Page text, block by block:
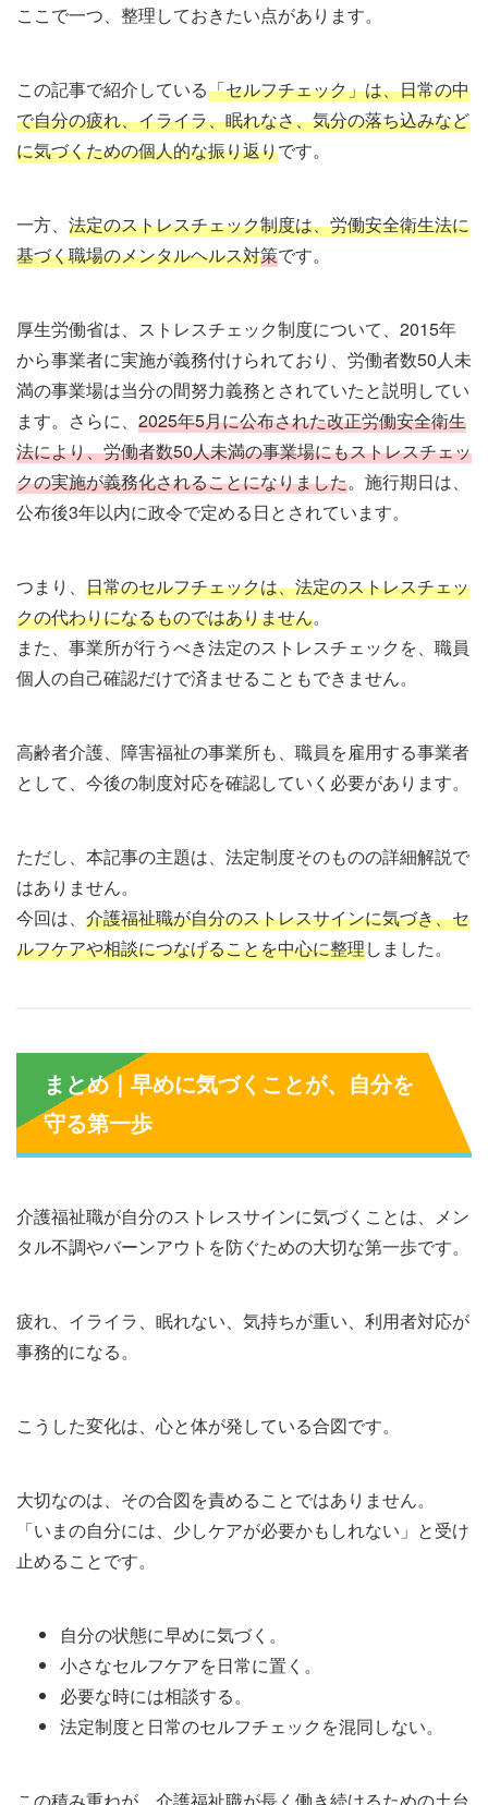
ここで一つ、整理しておきたい点があります。
この記事で紹介している「セルフチェック」は、日常の中
で自分の疲れ、イライラ、眠れなさ、気分の落ち込みなど
に気づくための個人的な振り返りです。
一方、 法定のストレスチェック制度は、労働安全衛生法に
基づく職場のメンタルヘルス対策です。
厚生労働省は、ストレスチェック制度について、2015年
から事業者に実施が義務付けられており、労働者数50人未
満の事業場は当分の間努力義務とされていたと説明してい
ます。さらに、 2025年5月に公布された改正労働安全衛生
法により、労働者数50人未満の事業場にもストレスチェッ
クの実施が義務化されることになりました。施行期日は、
公布後3年以内に政令で定める日とされています。
つまり、 日常のセルフチェックは、法定のストレスチェッ
クの代わりになるものではありません。
また、事業所が行うべき法定のストレスチェックを、職員
個人の自己確認だけで済ませることもできません。
高齢者介護、障害福祉の事業所も、職員を雇用する事業者
として、今後の制度対応を確認していく必要があります。
ただし、本記事の主題は、法定制度そのものの詳細解説で
はありません。
今回は、 介護福祉職が自分のストレスサインに気づき、セ
ルフケアや相談につなげることを中心に整理しました。
まとめ｜早めに気づくことが、自分を
守る第一歩
介護福祉職が自分のストレスサインに気づくことは、メン
タル不調やバーンアウトを防ぐための大切な第一歩です。
疲れ、イライラ、眠れない、気持ちが重い、利用者対応が
事務的になる。
こうした変化は、心と体が発している合図です。
大切なのは、その合図を責めることではありません。
「いまの自分には、少しケアが必要かもしれない」と受け
止めることです。
自分の状態に早めに気づく。
小さなセルフケアを日常に置く。
必要な時には相談する。
法定制度と日常のセルフチェックを混同しない。